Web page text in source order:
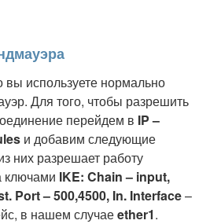
вы используете нормально
Для того, чтобы разрешить
перейдем в IP –
и добавим следующие
них разрешает работу
ключами IKE: Chain – input,
Port – 500,4500, In. Interface–
в нашем случаеether1.